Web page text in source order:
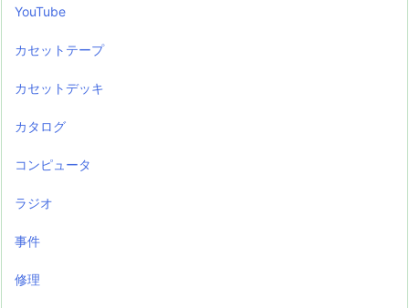
YouTube
カセットテープ
カセットデッキ
カタログ
コンピュータ
ラジオ
事件
修理